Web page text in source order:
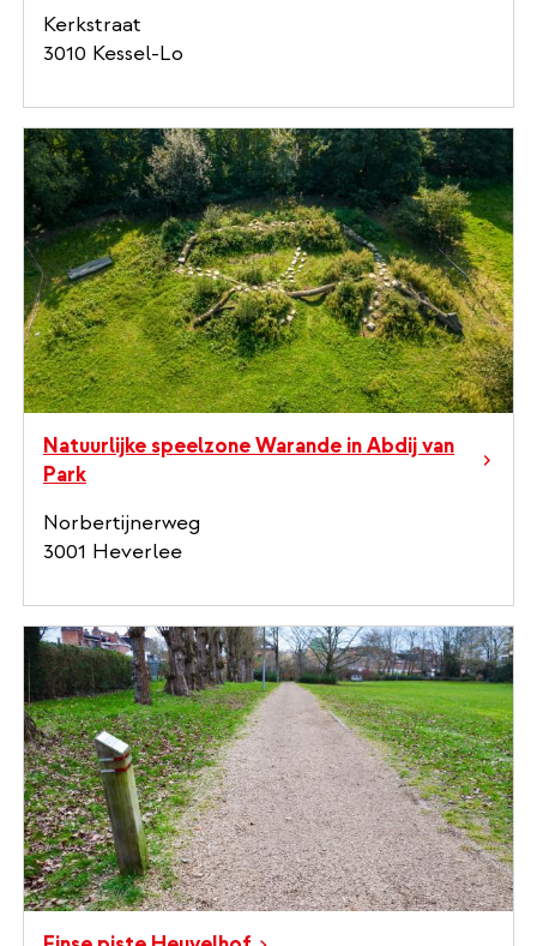
Kerkstraat
3010 Kessel-Lo
Natuurlijke speelzone Warande in Abdij van
Park
Norbertijnerweg
3001 Heverlee